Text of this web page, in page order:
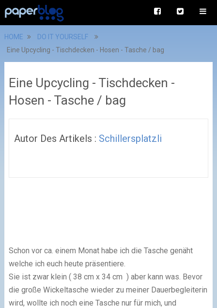
HOME
DO IT YOURSELF
Eine Upcycling - Tischdecken - Hosen - Tasche / bag
Eine Upcycling - Tischdecken -
Hosen - Tasche / bag
Autor Des Artikels : Schillersplatzli
Schon vor ca. einem Monat habe ich die Tasche genäht
welche ich euch heute präsentiere.
Sie ist zwar klein ( 38 cm x 34 cm ) aber kann was. Bevor
die große Wickeltasche wieder zu meiner Dauerbegleiterin
wird, wollte ich noch eine Tasche nur für mich, und